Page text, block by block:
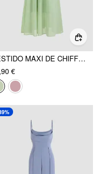
VESTIDO MAXI DE CHIFFÓN CON CUELLO EN V, VOLANTES Y NUDO
€